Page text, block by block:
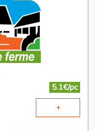
5.1€/pc
+